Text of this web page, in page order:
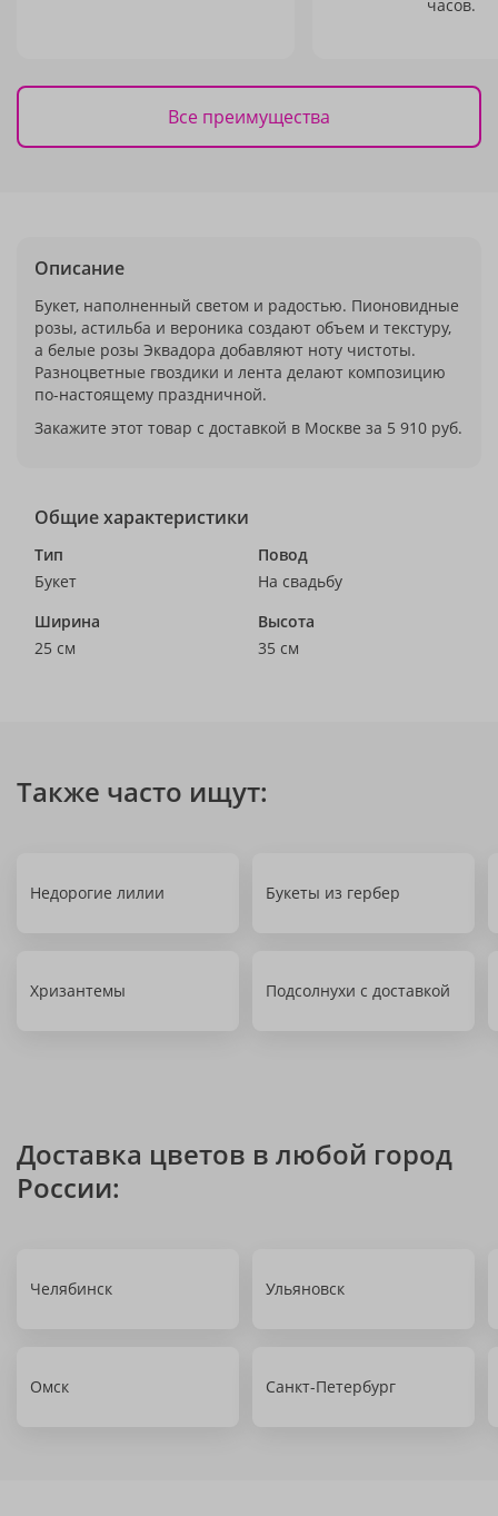
часов.
Все преимущества
Описание
Букет, наполненный светом и радостью. Пионовидные
розы, астильба и вероника создают объем и текстуру,
а белые розы Эквадора добавляют ноту чистоты.
Разноцветные гвоздики и лента делают композицию
по-настоящему праздничной.
Закажите этот товар с доставкой в Москве за 5 910 руб.
Общие характеристики
Тип
Букет
Повод
На свадьбу
Ширина
25 см
Высота
35 см
Также часто ищут:
Недорогие лилии Букеты из гербер
Хризантемы Подсолнухи с доставкой
Доставка цветов в любой город
России:
Челябинск Ульяновск
Омск Санкт-Петербург